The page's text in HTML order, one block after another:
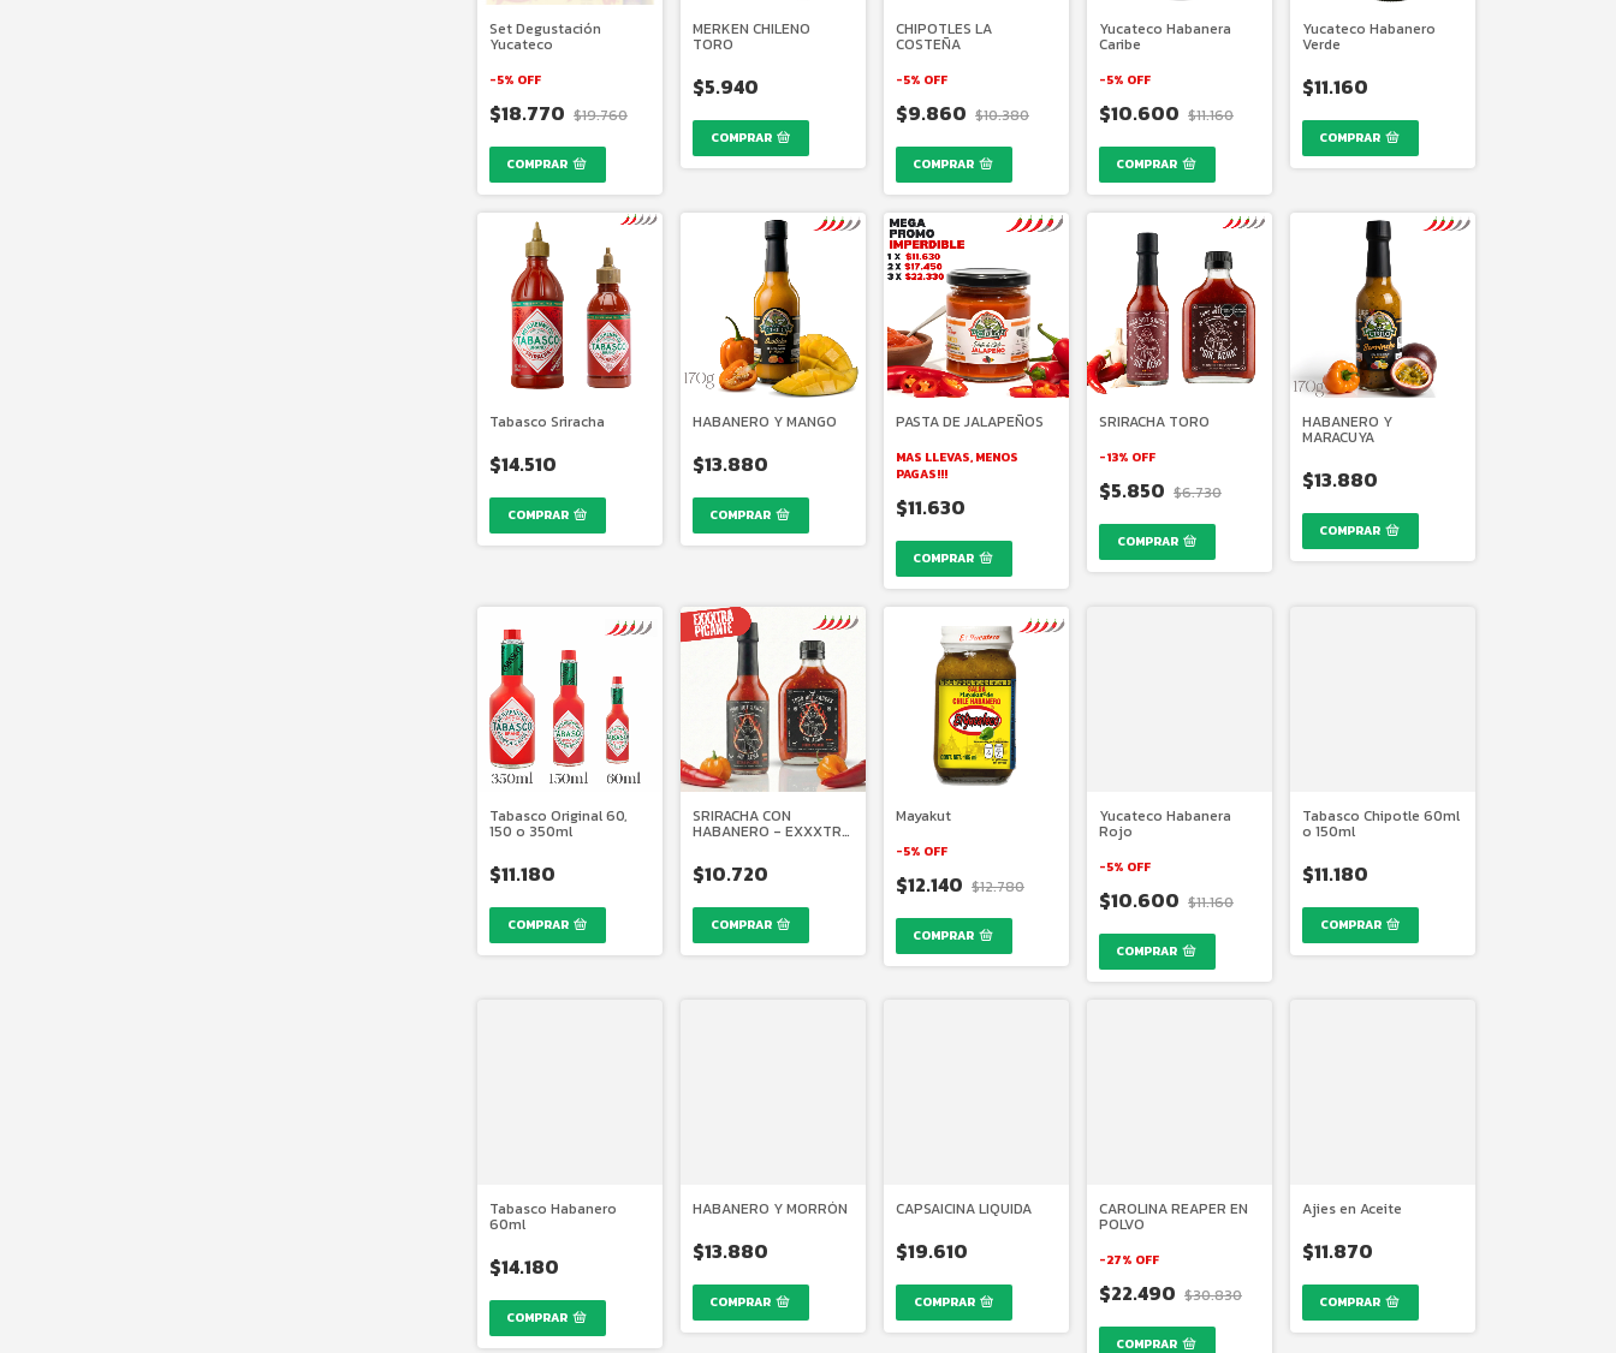
Set Degustación
Yucateco
-5% OFF
$18.770 $19.760
MERKEN CHILENO
TORO
$5.940
COMPRAR
CHIPOTLES LA
COSTEÑA
-5% OFF
$9.860 $10.380
Yucateco Habanera
Caribe
-5% OFF
$10.600 $11.160
Yucateco Habanero
Verde
$11.160
Tabasco Sriracha
$14.510
COMPRAR
HABANERO Y MANGO
$13.880
PASTA DE JALAPEÑOS
MAS LLEVAS, MENOS
PAGAS!!!
$11.630
SRIRACHA TORO
-13% OFF
$5.850 $6.730
COMPRAR
HABANERO Y
MARACUYA
$13.880
Tabasco Original 60,
150 o 350ml
$11.180
COMPRAR
SRIRACHA CON
HABANERO - EXXXTRA
$10.720
COMPRAR
Mayakut
-5% OFF
$12.140 $12.780
Yucateco Habanera
Rojo
-5% OFF
$10.600 $11.160
Tabasco Chipotle 60ml
o 150ml
$11.180
COMPRAR
Tabasco Habanero
60ml
$14.180
HABANERO Y MORRÓN
$13.880
CAPSAICINA LIQUIDA
$19.610
COMPRAR
CAROLINA REAPER EN
POLVO
-27% OFF
$22.490 $30.830
Ajies en Aceite
$11.870